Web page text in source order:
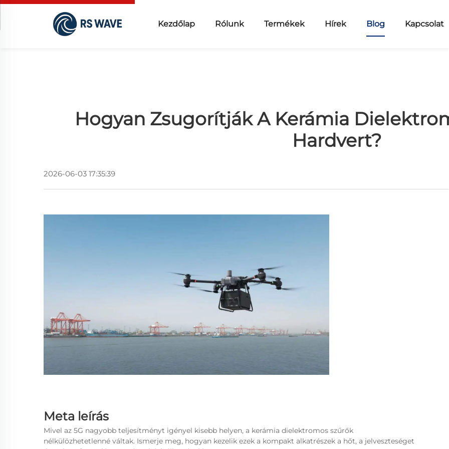
Kezdőlap Rólunk Termékek Hírek Blog Kapcsolat
Hogyan Zsugorítják A Kerámia
Hardvert?
2026-06-03 17:35:39
Meta leírás
Mivel az 5G nagyobb teljesítményt igényel kisebb helyen, a kerámia dielektromos szűrők
nélkülözhetetlenné váltak. Ismerje meg, hogyan kezelik ezek a kompakt alkatrészek a hőt, a jelveszteséget